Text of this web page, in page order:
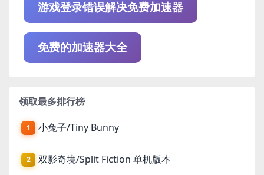
游戏登录错误解决免费加速器
免费的加速器大全
领取最多排行榜
1 小兔子/Tiny Bunny
2 双影奇境/Split Fiction 单机版本